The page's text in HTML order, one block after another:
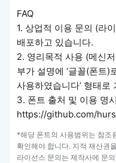
FAQ
1. 상업적 이용 문의 (라
배포하고 있습니다.
2. 영리목적 사용 (메신
부가 설명에 ‘글꼴(폰트
사용하였습니다’ 형태로
3. 폰트 출처 및 이용 명
https://github.com/
*해당 폰트의 사용범위는 참조
확인해야 합니다. 지적 재산권
라이선스 문의는 제작사에 문